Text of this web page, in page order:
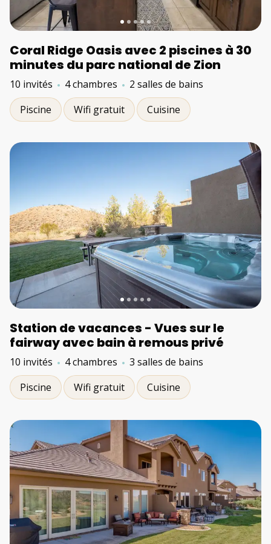
Coral Ridge Oasis avec 2 piscines à 30
minutes du parc national de Zion
10 invités 4 chambres
2 salles de bains
Piscine
Wifi gratuit Cuisine
Station de vacances - Vues sur le
fairway avec bain à remous privé
10 invités 4 chambres
3 salles de bains
Piscine
Wifi gratuit Cuisine